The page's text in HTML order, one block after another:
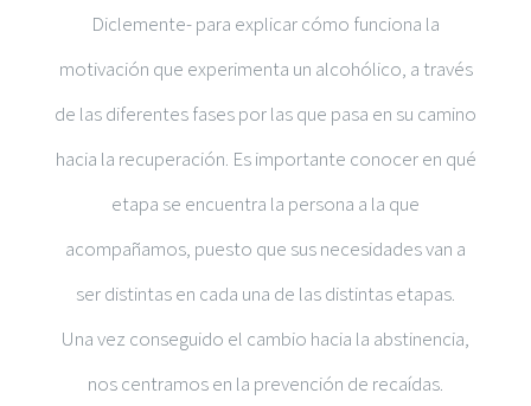
Diclemente- para explicar cómo funciona la
motivación que experimenta un alcohólico, a través
de las diferentes fases por las que pasa en su camino
hacia la recuperación. Es importante conocer en qué
etapa se encuentra la persona a la que
acompañamos, puesto que sus necesidades van a
ser distintas en cada una de las distintas etapas.
Una vez conseguido el cambio hacia la abstinencia,
nos centramos en la prevención de recaídas.